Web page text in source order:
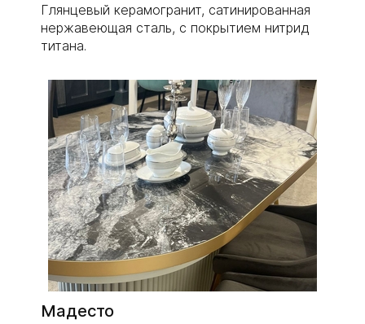
Глянцевый керамогранит, сатинированная
нержавеющая сталь, с покрытием нитрид
титана.
Мадесто